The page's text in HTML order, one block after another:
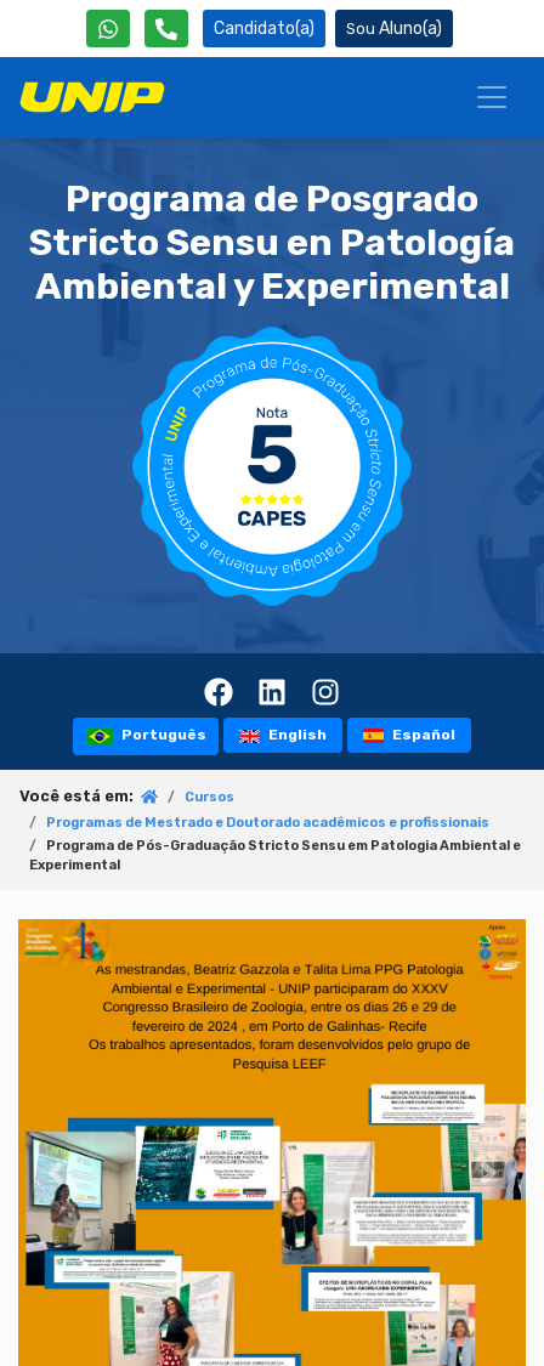
Candidato(a) Aluno(a)
Programa de Posgrado
Stricto Sensu en Patología
Ambiental y Experimental
Português English Español
Você está em:
Cursos
Programas de Mestrado e Doutorado acadêmicos e profissionais
Programa de Pós-Graduação Stricto Sensu em Patologia Ambiental e
Experimental
Anterior